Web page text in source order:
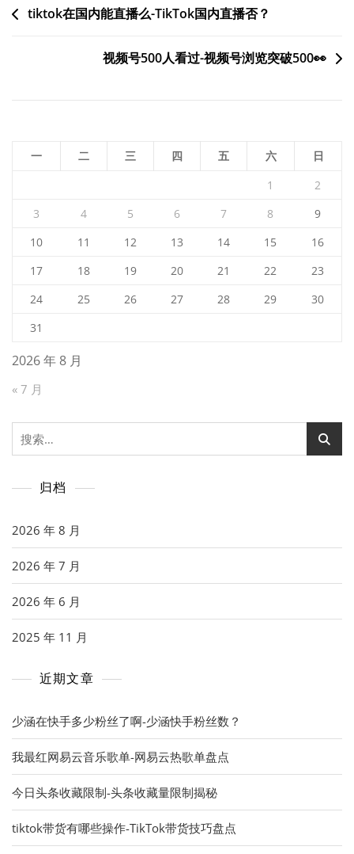
文tiktok在国内能直播么-TikTok国内直播否？
视频号500人看过-视频号浏览突破500👀
2026 年 8 月
一 二 三 四 五 六
日
1
2
3
4 5 6 7 8
9
10
11 12 13 14 15
16
17
18 19 20 21 22
23
24
25 26 27 28 29
30
31
« 7 月
搜
索：
归档
2026 年 8 月
2026 年 7 月
2026 年 6 月
2025 年 11 月
近期文章
少涵在快手多少粉丝了啊-少涵快手粉丝数？
我最红网易云音乐歌单-网易云热歌单盘点
今日头条收藏限制-头条收藏量限制揭秘
tiktok带货有哪些操作-TikTok带货技巧盘点